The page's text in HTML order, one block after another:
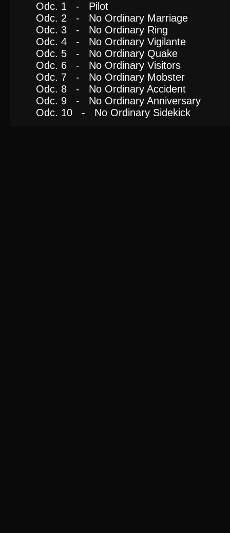
Odc. 1 - Pilot
Odc. 2 - No Ordinary Marriage
Odc. 3 - No Ordinary Ring
Odc. 4 - No Ordinary Vigilante
Odc. 5 - No Ordinary Quake
Odc. 6 - No Ordinary Visitors
Odc. 7 - No Ordinary Mobster
Odc. 8 - No Ordinary Accident
Odc. 9 - No Ordinary Anniversary
Odc. 10 - No Ordinary Sidekick